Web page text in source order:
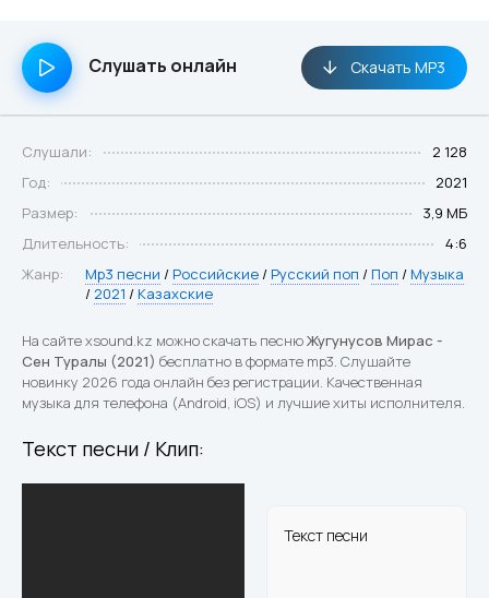
Слушать онлайн Скачать MP3
Слушали:
2 128
Год:
2021
Размер:
3,9 МБ
Длительность:
4:6
Жанр:
Mp3 песни / Российские / Русский поп / Поп / Музыка
/ 2021 / Казахские
На сайте xsound.kz можно скачать песнюЖугунусов Мирас -
Сен Туралы (2021) бесплатно в формате mp3. Слушайте
новинку 2026 года онлайн без регистрации. Качественная
музыка для телефона (Android, iOS) и лучшие хиты исполнителя.
Текст песни / Клип:
Текст песни